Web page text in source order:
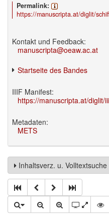
Permalink:
https://manuscripta.at/diglit/
Kontakt und Feedback:
manuscripta@oeaw.ac.at
Startseite des Bandes
IIIF Manifest:
https://manuscripta.at/diglit/
Metadaten:
METS
Inhaltsverz. u. Volltextsuche